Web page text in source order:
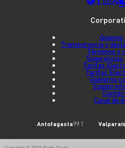
Transparencia y
Términos y
Tarifas
Tarifas
Gobierno
Equipo
Canal de
Antofagasta99.1